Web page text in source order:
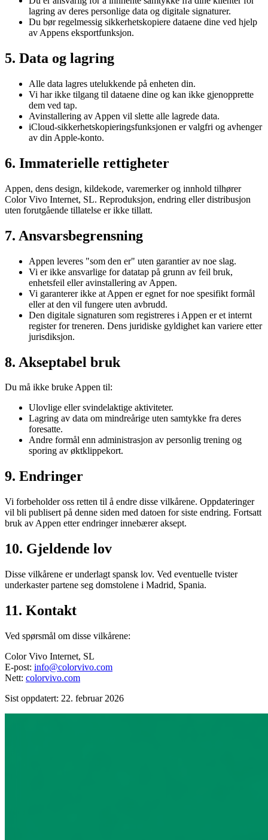
lagring av deres personlige data og digitale signaturer.
Du bør regelmessig sikkerhetskopiere dataene dine ved hjelp
av Appens eksportfunksjon.
5. Data og lagring
Alle data lagres utelukkende på enheten din.
Vi har ikke tilgang til dataene dine og kan ikke gjenopprette
dem ved tap.
Avinstallering av Appen vil slette alle lagrede data.
iCloud-sikkerhetskopieringsfunksjonen er valgfri og avhenger
av din Apple-konto.
6. Immaterielle rettigheter
Appen, dens design, kildekode, varemerker og innhold tilhører
Color Vivo Internet, SL. Reproduksjon, endring eller distribusjon
uten forutgående tillatelse er ikke tillatt.
7. Ansvarsbegrensning
Appen leveres "som den er" uten garantier av noe slag.
Vi er ikke ansvarlige for datatap på grunn av feil bruk,
enhetsfeil eller avinstallering av Appen.
Vi garanterer ikke at Appen er egnet for noe spesifikt formål
eller at den vil fungere uten avbrudd.
Den digitale signaturen som registreres i Appen er et internt
register for treneren. Dens juridiske gyldighet kan variere etter
jurisdiksjon.
8. Akseptabel bruk
Du må ikke bruke Appen til:
Ulovlige eller svindelaktige aktiviteter.
Lagring av data om mindreårige uten samtykke fra deres
foresatte.
Andre formål enn administrasjon av personlig trening og
sporing av øktklippekort.
9. Endringer
Vi forbeholder oss retten til å endre disse vilkårene. Oppdateringer
vil bli publisert på denne siden med datoen for siste endring. Fortsatt
bruk av Appen etter endringer innebærer aksept.
10. Gjeldende lov
Disse vilkårene er underlagt spansk lov. Ved eventuelle tvister
underkaster partene seg domstolene i Madrid, Spania.
11. Kontakt
Ved spørsmål om disse vilkårene:
Color Vivo Internet, SL
E-post: info@colorvivo.com
Nett: colorvivo.com
Sist oppdatert: 22. februar 2026